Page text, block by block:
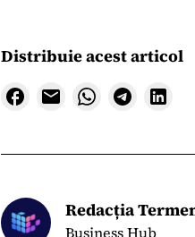
Distribuie acest articol
Redacția
Business Hub